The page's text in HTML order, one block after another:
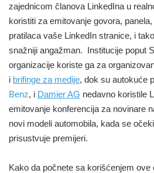
zajednicom članova LinkedIna u
koristiti za emitovanje govora,
pratilaca vaše LinkedIn stranice, i
snažniji angažman. Institucije poput
organizacije koriste ga za
i brifinge za medije, dok su autokuće
Benz, i Damier AG nedavno koristile
emitovanje konferencija za novinare
novi modeli automobila, kada se
prisustvuje premijeri.
Kako da počnete sa korišćenjem ove